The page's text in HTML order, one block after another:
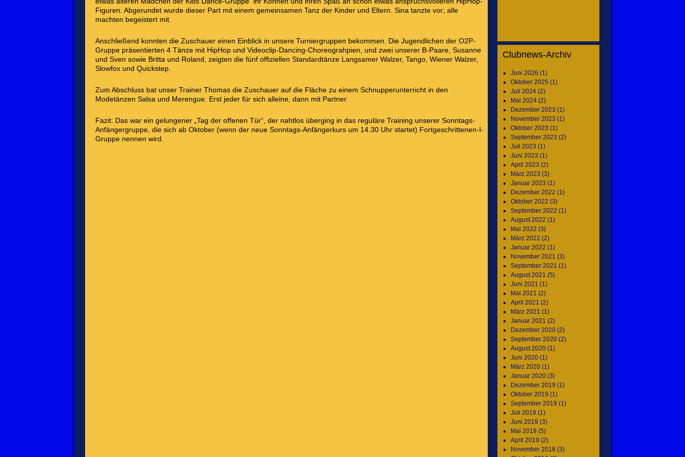
Figuren. Abgerundet wurde dieser Part mit einem gemeinsamen Tanz der Kinder und Eltern. Sina tanzte vor; alle
machten begeistert mit.
Anschließend konnten die Zuschauer einen Einblick in unsere Turniergruppen bekommen. Die Jugendlichen der O2P-
Gruppe präsentierten 4 Tänze mit HipHop und Videoclip-Dancing-Choreograhpien, und zwei unserer B-Paare, Susanne
und Sven sowie Britta und Roland, zeigten die fünf offiziellen Standardtänze Langsamer Walzer, Tango, Wiener Walzer,
Slowfox und Quickstep.
Zum Abschluss bat unser Trainer Thomas die Zuschauer auf die Fläche zu einem Schnupperunterricht in den
Modetänzen Salsa und Merengue. Erst jeder für sich alleine, dann mit Partner.
Fazit: Das war ein gelungener „Tag der offenen Tür“, der nahtlos überging in das reguläre Training unserer Sonntags-
Anfängergruppe, die sich ab Oktober (wenn der neue Sonntags-Anfängerkurs um 14.30 Uhr startet) Fortgeschrittenen-I-
Gruppe nennen wird.
Clubnews-Archiv
Juni 2026 (1)
Oktober 2025 (1)
Juli 2024(2)
Mai 2024(2)
Dezember 2023 (1)
November 2023 (1)
Oktober 2023 (1)
September 2023 (2)
Juli 2023 (1)
Juni 2023 (1)
April 2023 (2)
März 2023 (3)
Januar 2023 (1)
Dezember 2022 (1)
Oktober 2022 (3)
September 2022 (1)
August 2022 (1)
Mai 2022 (3)
März 2022 (2)
Januar 2022 (1)
November 2021 (3)
September 2021 (1)
August 2021 (5)
Juni 2021 (1)
Mai 2021 (2)
April 2021 (2)
März 2021 (1)
Januar 2021 (2)
Dezember 2020(2)
September 2020(2)
August 2020(1)
Juni 2020(1)
März 2020(1)
Januar 2020(3)
Dezember 2019 (1)
Oktober 2019 (1)
September 2019 (1)
Juli 2019 (1)
Juni 2019 (3)
Mai 2019 (5)
April 2019 (2)
November 2018 (3)